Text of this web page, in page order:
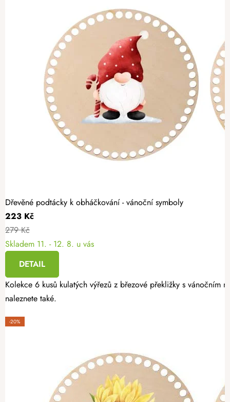
Dřevěné podtácky k obháčkování - vánoční symboly
223 Kč
279 Kč
Skladem 11. - 12. 8. u vás
DETAIL
Kolekce 6 kusů kulatých výřezů z březové překližky s
naleznete také.
-20%